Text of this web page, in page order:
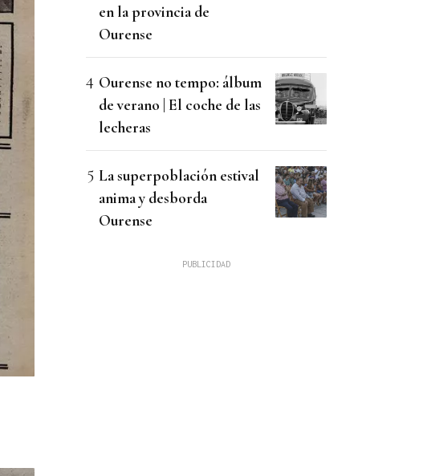
en la provincia de
Ourense
Ourense no tempo: álbum
de verano | El coche de las
lecheras
La superpoblación estival
anima y desborda
Ourense